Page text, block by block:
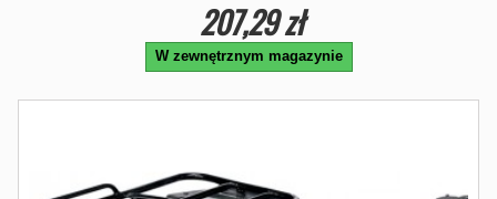
207,29 zł
W zewnętrznym magazynie